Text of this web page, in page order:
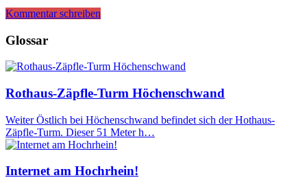
Kommentar schreiben
Glossar
Rothaus-Zäpfle-Turm Höchenschwand
Weiter Östlich bei Höchenschwand befindet sich der Hothaus-
Zäpfle-Turm. Dieser 51 Meter h…
Internet am Hochrhein!